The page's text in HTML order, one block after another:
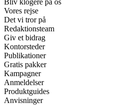
Bliv klogere på os
Vores rejse
Det vi tror på
Redaktionsteam
Giv et bidrag
Kontorsteder
Publikationer
Gratis pakker
Kampagner
Anmeldelser
Produktguides
Anvisninger